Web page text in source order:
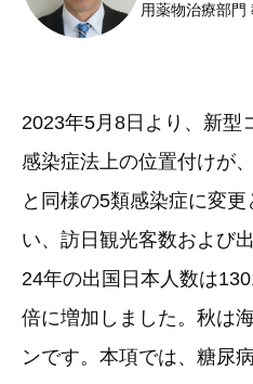
用薬物治療部門
2023年5月8日より、新型
感染症法上の位置付けが
と同様の5類感染症に変
い、訪日観光客数および
24年の出国日本人数は
倍に増加しました。秋は
ンです。本項では、糖尿